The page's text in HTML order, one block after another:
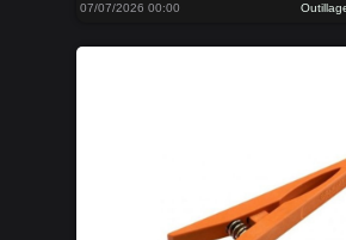
07/07/2026 00:00